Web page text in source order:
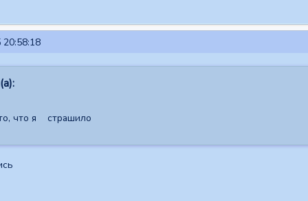
что я страшило